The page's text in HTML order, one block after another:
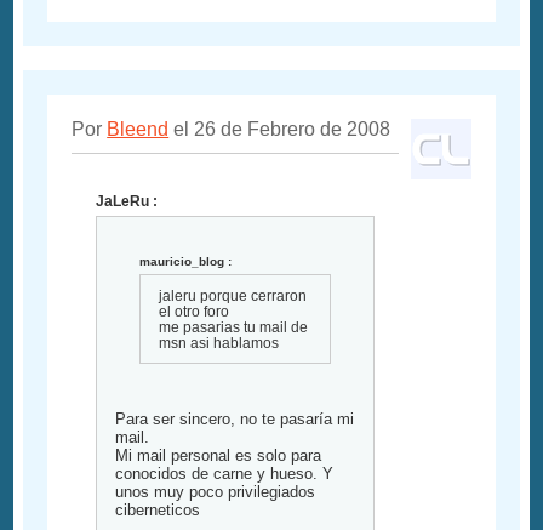
Por Bleend el 26 de Febrero de 2008
JaLeRu :
mauricio_blog :
jaleru porque cerraron
el otro foro
me pasarias tu mail de
msn asi hablamos
Para ser sincero, no te pasaría mi
mail.
Mi mail personal es solo para
conocidos de carne y hueso. Y
unos muy poco privilegiados
ciberneticos